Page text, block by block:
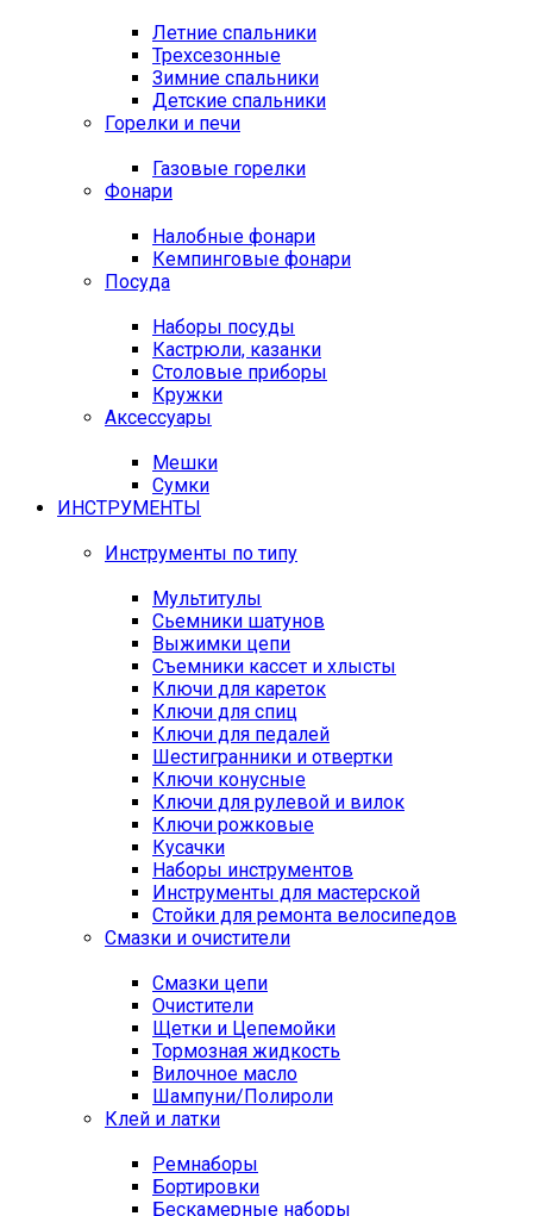
Летние спальники
Трехсезонные
Зимние спальники
Детские спальники
Горелки и печи
Газовые горелки
Фонари
Налобные фонари
Кемпинговые фонари
Посуда
Наборы посуды
Кастрюли, казанки
Столовые приборы
Кружки
Аксессуары
Мешки
Сумки
ИНСТРУМЕНТЫ
Инструменты по типу
Мультитулы
Сьемники шатунов
Выжимки цепи
Съемники кассет и хлысты
Ключи для кареток
Ключи для спиц
Ключи для педалей
Шестигранники и отвертки
Ключи конусные
Ключи для рулевой и вилок
Ключи рожковые
Кусачки
Наборы инструментов
Инструменты для мастерской
Стойки для ремонта велосипедов
Смазки и очистители
Смазки цепи
Очистители
Щетки и Цепемойки
Тормозная жидкость
Вилочное масло
Шампуни/Полироли
Клей и латки
Ремнаборы
Бортировки
Бескамерные наборы